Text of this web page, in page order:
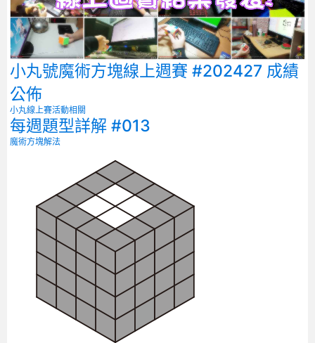
小丸號魔術方塊線上週賽 #202427 成績
公佈
小丸線上賽活動相關
每週題型詳解 #013
魔術方塊解法